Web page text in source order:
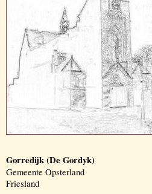
Gorredijk (De Gordyk)
Gemeente Opsterland
Friesland